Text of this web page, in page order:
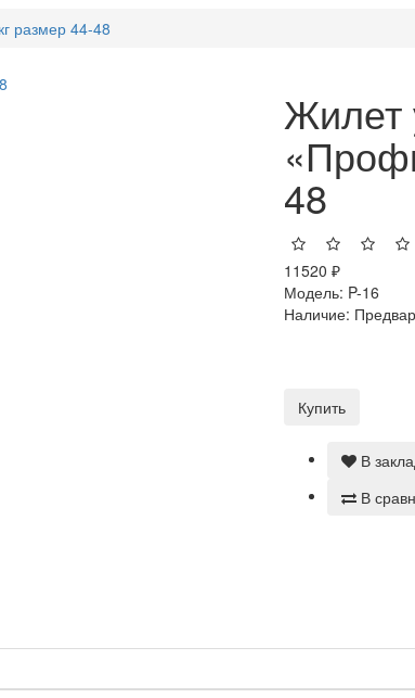
размер 44-48
Жилет
48
11520 ₽
Модель: P-16
Наличие:
Купить
В
В